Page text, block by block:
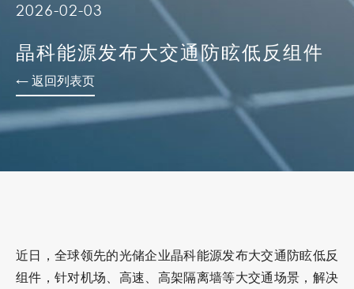
2026-02-03
晶科能源发布大交通防眩低反组件
← 返回列表页
近日，全球领先的光储企业晶科能源发布大交通防眩低反
组件，针对机场、高速、高架隔离墙等大交通场景，解决